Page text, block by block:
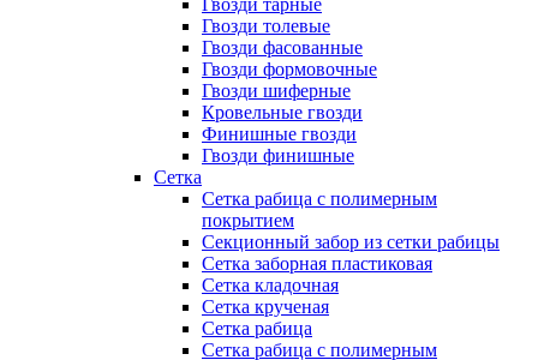
Гвозди тарные
Гвозди толевые
Гвозди фасованные
Гвозди формовочные
Гвозди шиферные
Кровельные гвозди
Финишные гвозди
Гвозди финишные
Сетка
Сетка рабица с полимерным
покрытием
Секционный забор из сетки рабицы
Сетка заборная пластиковая
Сетка кладочная
Сетка крученая
Сетка рабица
Сетка рабица с полимерным